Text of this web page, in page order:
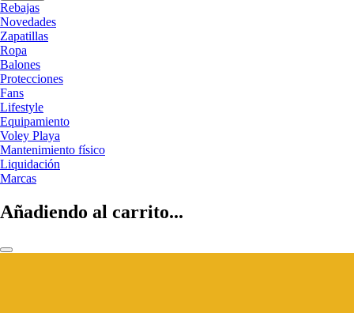
Rebajas
Novedades
Zapatillas
Ropa
Balones
Protecciones
Fans
Lifestyle
Equipamiento
Voley Playa
Mantenimiento físico
Liquidación
Marcas
Añadiendo al carrito...